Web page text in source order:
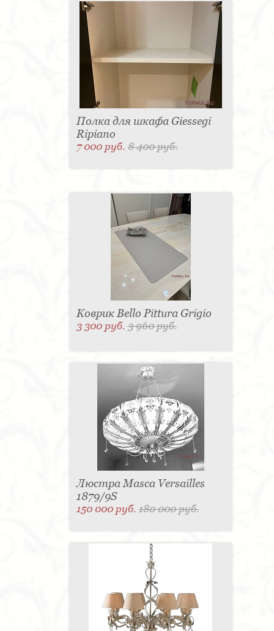
Полка для шкафа Giessegi
Ripiano
7 000 руб.8 400 руб.
Коврик Bello Pittura Grigio
3 300 руб.3 960 руб.
Люстра Masca Versailles
1879/9S
150 000 руб.180 000 руб.